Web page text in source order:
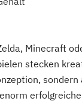
Minecraft
stecken
sondern